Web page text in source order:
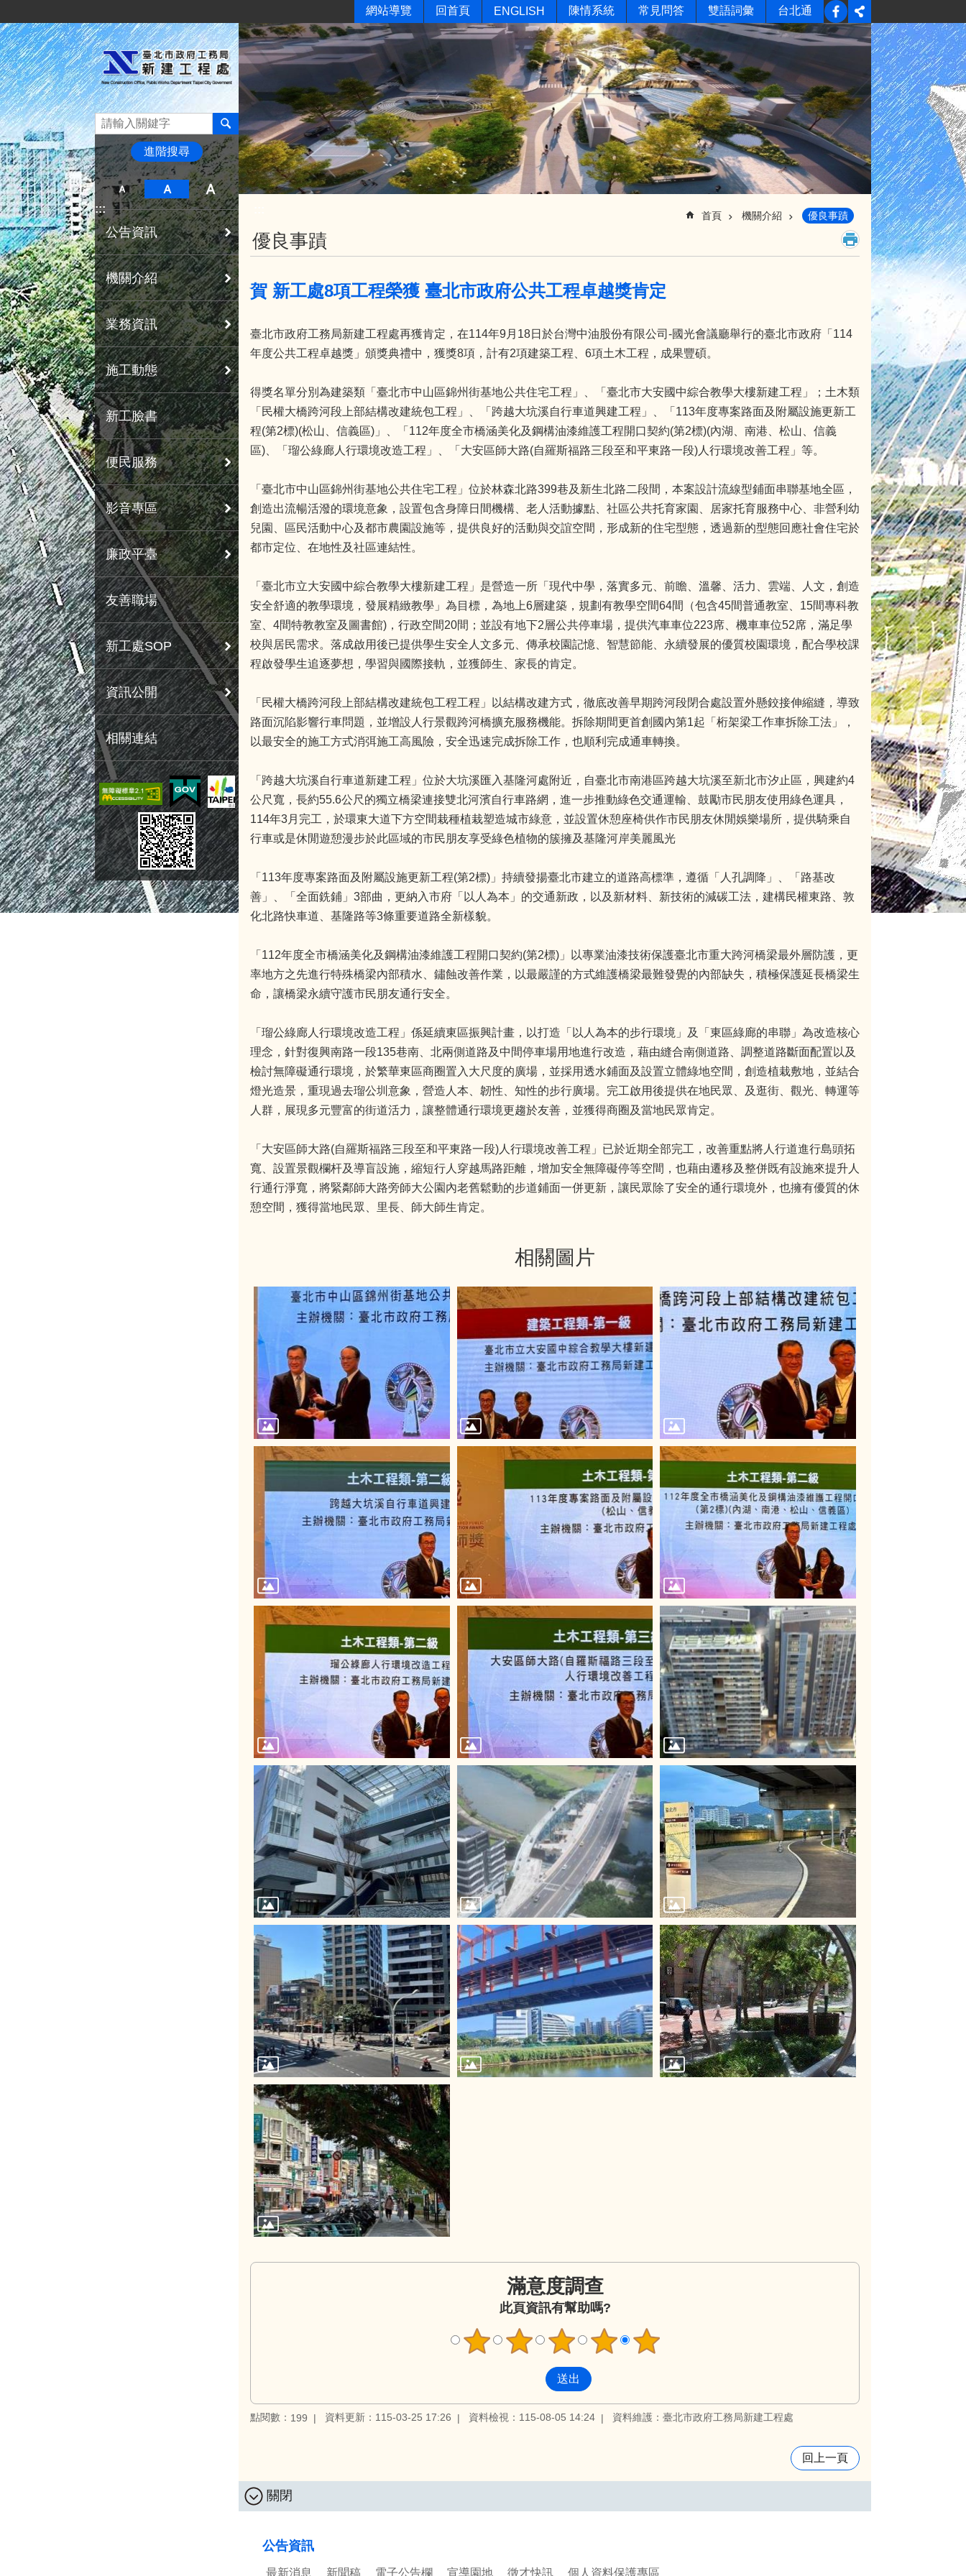
網站導覽 回首頁 ENGLISH 陳情系統 常見問答 雙語詞彙 台北通
進階搜尋
:::
公告資訊
機關介紹
業務資訊
施工動態
新工臉書
便民服務
影音專區
廉政平臺
友善職場
新工處SOP
資訊公開
相關連結
首頁 機關介紹 優良事蹟
優良事蹟
賀 新工處8項工程榮獲 臺北市政府公共工程卓越獎肯定
臺北市政府工務局新建工程處再獲肯定，在114年9月18日於台灣中油股份有限公司-國光會議廳舉行的臺北市政府「114
年度公共工程卓越獎」頒獎典禮中，獲獎8項，計有2項建築工程、6項土木工程，成果豐碩。
得獎名單分別為建築類「臺北市中山區錦州街基地公共住宅工程」、「臺北市大安國中綜合教學大樓新建工程」；土木類
「民權大橋跨河段上部結構改建統包工程」、「跨越大坑溪自行車道興建工程」、「113年度專案路面及附屬設施更新工
程(第2標)(松山、信義區)」、「112年度全市橋涵美化及鋼構油漆維護工程開口契約(第2標)(內湖、南港、松山、信義
區)、「瑠公綠廊人行環境改造工程」、「大安區師大路(自羅斯福路三段至和平東路一段)人行環境改善工程」等。
「臺北市中山區錦州街基地公共住宅工程」位於林森北路399巷及新生北路二段間，本案設計流線型鋪面串聯基地全區，
創造出流暢活潑的環境意象，設置包含身障日間機構、老人活動據點、社區公共托育家園、居家托育服務中心、非營利幼
兒園、區民活動中心及都市農園設施等，提供良好的活動與交誼空間，形成新的住宅型態，透過新的型態回應社會住宅於
都市定位、在地性及社區連結性。
「臺北市立大安國中綜合教學大樓新建工程」是營造一所「現代中學，落實多元、前瞻、溫馨、活力、雲端、人文，創造
安全舒適的教學環境，發展精緻教學」為目標，為地上6層建築，規劃有教學空間64間（包含45間普通教室、15間專科教
室、4間特教教室及圖書館)，行政空間20間；並設有地下2層公共停車場，提供汽車車位223席、機車車位52席，滿足學
校與居民需求。落成啟用後已提供學生安全人文多元、傳承校園記憶、智慧節能、永續發展的優質校園環境，配合學校課
程啟發學生追逐夢想，學習與國際接軌，並獲師生、家長的肯定。
「民權大橋跨河段上部結構改建統包工程工程」以結構改建方式，徹底改善早期跨河段閉合處設置外懸鉸接伸縮縫，導致
路面沉陷影響行車問題，並增設人行景觀跨河橋擴充服務機能。拆除期間更首創國內第1起「桁架梁工作車拆除工法」，
以最安全的施工方式消弭施工高風險，安全迅速完成拆除工作，也順利完成通車轉換。
「跨越大坑溪自行車道新建工程」位於大坑溪匯入基隆河處附近，自臺北市南港區跨越大坑溪至新北市汐止區，興建約4
公尺寬，長約55.6公尺的獨立橋梁連接雙北河濱自行車路網，進一步推動綠色交通運輸、鼓勵市民朋友使用綠色運具，
114年3月完工，於環東大道下方空間栽種植栽塑造城市綠意，並設置休憩座椅供作市民朋友休閒娛樂場所，提供騎乘自
行車或是休閒遊憩漫步於此區域的市民朋友享受綠色植物的簇擁及基隆河岸美麗風光
「113年度專案路面及附屬設施更新工程(第2標)」持續發揚臺北市建立的道路高標準，遵循「人孔調降」、「路基改
善」、「全面銑鋪」3部曲，更納入市府「以人為本」的交通新政，以及新材料、新技術的減碳工法，建構民權東路、敦
化北路快車道、基隆路等3條重要道路全新樣貌。
「112年度全市橋涵美化及鋼構油漆維護工程開口契約(第2標)」以專業油漆技術保護臺北市重大跨河橋梁最外層防護，更
率地方之先進行特殊橋梁內部積水、鏽蝕改善作業，以最嚴謹的方式維護橋梁最難發覺的內部缺失，積極保護延長橋梁生
命，讓橋梁永續守護市民朋友通行安全。
「瑠公綠廊人行環境改造工程」係延續東區振興計畫，以打造「以人為本的步行環境」及「東區綠廊的串聯」為改造核心
理念，針對復興南路一段135巷南、北兩側道路及中間停車場用地進行改造，藉由縫合南側道路、調整道路斷面配置以及
檢討無障礙通行環境，於繁華東區商圈置入大尺度的廣場，並採用透水鋪面及設置立體綠地空間，創造植栽敷地，並結合
燈光造景，重現過去瑠公圳意象，營造人本、韌性、知性的步行廣場。完工啟用後提供在地民眾、及逛街、觀光、轉運等
人群，展現多元豐富的街道活力，讓整體通行環境更趨於友善，並獲得商圈及當地民眾肯定。
「大安區師大路(自羅斯福路三段至和平東路一段)人行環境改善工程」已於近期全部完工，改善重點將人行道進行島頭拓
寬、設置景觀欄杆及導盲設施，縮短行人穿越馬路距離，增加安全無障礙停等空間，也藉由遷移及整併既有設施來提升人
行通行淨寬，將緊鄰師大路旁師大公園內老舊鬆動的步道鋪面一併更新，讓民眾除了安全的通行環境外，也擁有優質的休
憩空間，獲得當地民眾、里長、師大師生肯定。
相關圖片
滿意度調查
此頁資訊有幫助嗎?
點閱數： 199 資料更新：115-03-25 17:26 資料檢視：115-08-05 14:24 資料維護：臺北市政府工務局新建工程處
回上一頁
關閉
公告資訊
最新消息 新聞稿 電子公告欄 宣導園地 徵才快訊 個人資料保護專區